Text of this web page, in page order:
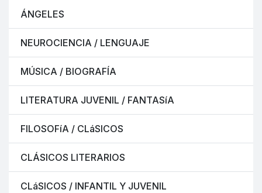
ÁNGELES
NEUROCIENCIA / LENGUAJE
MÚSICA / BIOGRAFÍA
LITERATURA JUVENIL / FANTASíA
FILOSOFíA / CLáSICOS
CLÁSICOS LITERARIOS
CLáSICOS / INFANTIL Y JUVENIL